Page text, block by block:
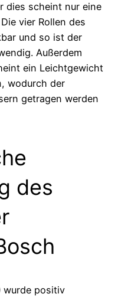
dies scheint nur eine
vier Rollen des
und so ist der
Außerdem
ein Leichtgewicht
wodurch der
getragen werden
des
wurde positiv